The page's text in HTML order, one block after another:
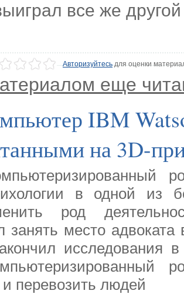
все же
Авторизуйтесьдля оценки
еще
IBM
на 3D-
в одной из
род
занять место
исследования
перевозить людей